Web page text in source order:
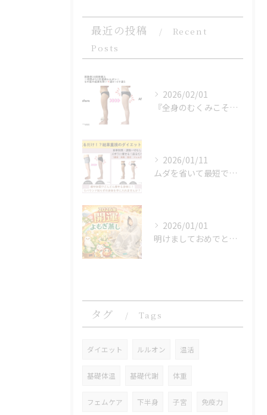
最近の投稿
Recent
Posts
2026/02/01
『全身のむくみこそ』冬痩せの鍵！！
2026/01/11
ムダを省いて最短で結果へ。時間もお金も賢く使う方法＠福岡吉塚
2026/01/01
明けましておめでとうございます
タグ Tags
ダイエット ルルオン 温活
基礎体温 基礎代謝 体重
フェムケア 下半身 子宮 免疫力